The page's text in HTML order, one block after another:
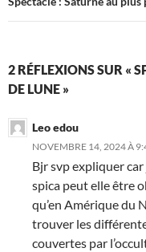
2 RÉFLEXIONS SUR «
DE LUNE »
Leo edou
NOVEMBRE 14, 2024 À
Bjr svp expliquer car
spica peut elle être
qu’en Amérique du
trouver les
couvertes par